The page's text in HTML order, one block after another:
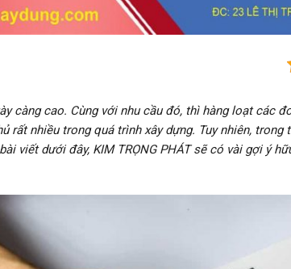
càng cao. Cùng với nhu cầu đó, thì hàng loạt các
rất nhiều trong quá trình xây dựng. Tuy nhiên, trong
viết dưới đây, KIM TRỌNG PHÁT sẽ có vài gợi ý